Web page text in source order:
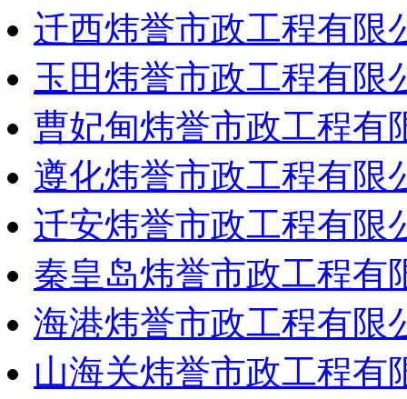
迁西炜誉市政工程有限
玉田炜誉市政工程有限
曹妃甸炜誉市政工程有
遵化炜誉市政工程有限
迁安炜誉市政工程有限
秦皇岛炜誉市政工程有
海港炜誉市政工程有限
山海关炜誉市政工程有